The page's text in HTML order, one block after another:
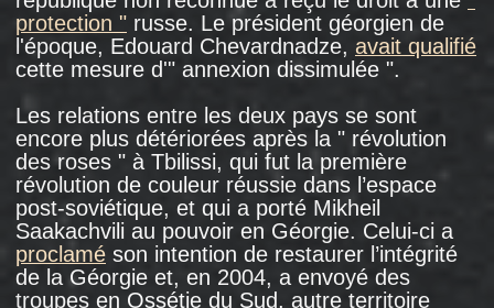
responsable de la mort de ma femme
adorée ".
Dans une auberge sur Yasnym Projezda à
Moscou, où vivent encore des réfugiés
d’Abkhazie. Photo : Alexander Fedorov, 2017.